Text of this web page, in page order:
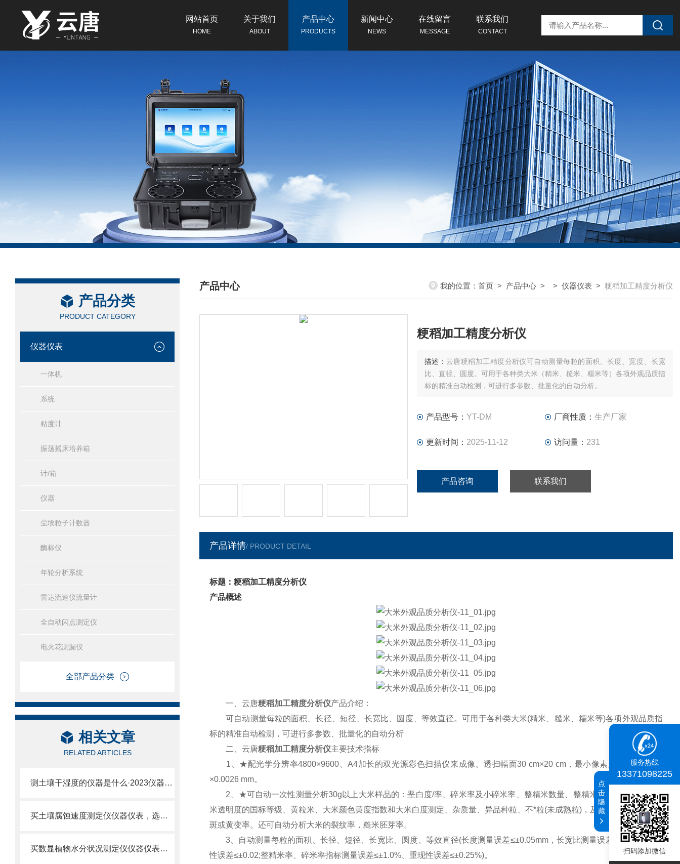
网站首页
HOME
关于我们
ABOUT
产品中心
PRODUCTS
新闻中心
NEWS
在线留言
MESSAGE
联系我们
CONTACT
产品分类
PRODUCT CATEGORY
仪器仪表
一体机
系统
粘度计
振荡摇床培养箱
计/箱
仪器
尘埃粒子计数器
酶标仪
年轮分析系统
雷达流速仪流量计
全自动闪点测定仪
电火花测漏仪
全部产品分类
相关文章
RELATED ARTICLES
测土壤干湿度的仪器是什么·2023仪器仪表·云唐土壤干湿度检测仪器设备
买土壤腐蚀速度测定仪仪器仪表，选【云唐新款】土壤腐蚀速度测定仪
买数显植物水分状况测定仪仪器仪表，就来山东云唐精品货源
产品中心
/ PRODUCTS CENTER
我的位置： 首页 > 产品中心 > > 仪器仪表 > 粳稻加工精度分析仪
粳稻加工精度分析仪
描述： 云唐粳稻加工精度分析仪可自动测量每粒的面积、长度、宽度、长宽
比、直径、圆度。可用于各种类大米（精米、糙米、糯米等）各项外观品质指
标的精准自动检测，可进行多参数、批量化的自动分析。
产品型号： YT-DM 厂商性质： 生产厂家
更新时间： 2025-11-12 访问量： 231
产品咨询 联系我们
产品详情/ PRODUCT DETAIL
标题：粳稻加工精度分析仪
产品概述
一、云唐粳稻加工精度分析仪产品介绍：
可自动测量每粒的面积、长径、短径、长宽比、圆度、等效直径。可用于各种类大米(精米、糙米、糯米等)各项外观品质指
标的精准自动检测，可进行多参数、批量化的自动分析
二、云唐粳稻加工精度分析仪主要技术指标
1、★配光学分辨率4800×9600、A4加长的双光源彩色扫描仪来成像。透扫幅面30 cm×20 cm，最小像素尺寸0.0053mm
×0.0026 mm。
2、★可自动一次性测量分析30g以上大米样品的：垩白度/率、碎米率及小碎米率、整精米数量、整精米率、可直接检测大
米透明度的国标等级、黄粒米、大米颜色黄度指数和大米白度测定、杂质量、异品种粒、不*粒(未成熟粒)，及糯米的阴米率、病
斑或黄变率。还可自动分析大米的裂纹率，糙米胚芽率。
3、自动测量每粒的面积、长径、短径、长宽比、圆度、等效直径(长度测量误差≤±0.05mm，长宽比测量误差≤±0.05，重现
性误差≤±0.02;整精米率、碎米率指标测量误差≤±1.0%、重现性误差≤±0.25%)。
服务热线
13371098225
扫码添加微信
点
击
隐
藏